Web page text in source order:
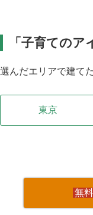
「子育ての
選んだエリアで建て
東京